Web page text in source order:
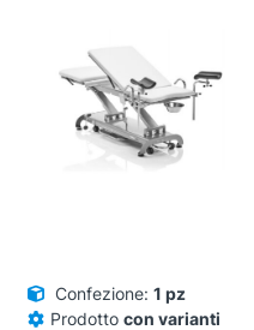
Confezione: 1 pz
Prodotto con varianti
essere